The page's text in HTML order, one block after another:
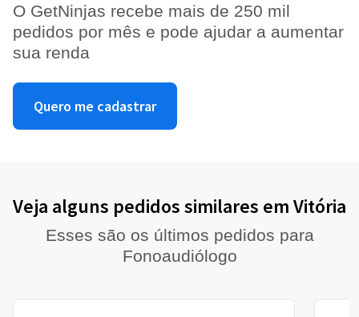
O GetNinjas recebe mais de 250 mil
pedidos por mês e pode ajudar a aumentar
sua renda
Quero me cadastrar
Veja alguns pedidos similares em Vitória
Esses são os últimos pedidos para
Fonoaudiólogo